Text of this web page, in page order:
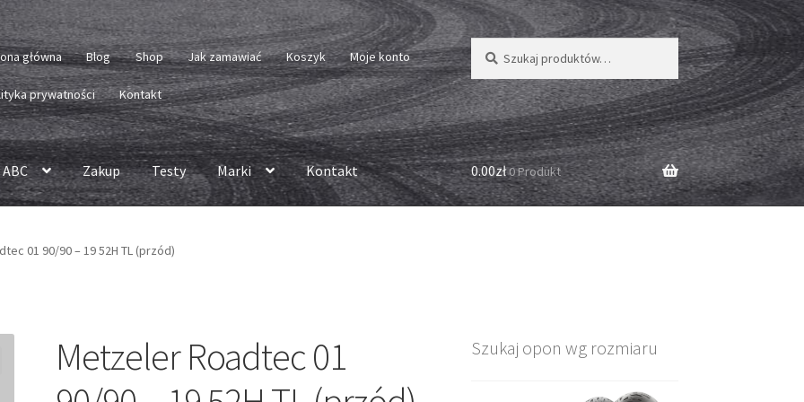
główna Blog Shop Jak zamawiać Koszyk Moje konto
prywatności Kontakt
Szukaj:
Szukaj
Zakup Testy Marki Kontakt 0.00zł0 Produkt
01 90/90 – 19 52H TL (przód)
Metzeler Roadtec 01
Szukaj opon wg rozmiaru